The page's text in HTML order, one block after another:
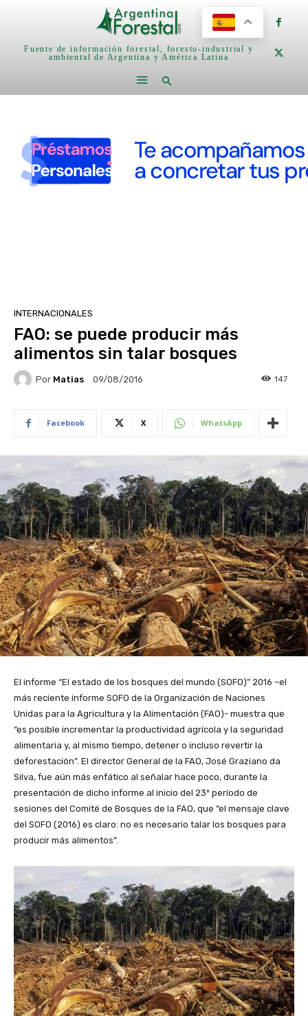
Fuente de información forestal, foresto-industrial y
ambiental de Argentina y América Latina
INTERNACIONALES
FAO: se puede producir más
alimentos sin talar bosques
Por Matias 09/08/2016 147
Facebook X WhatsApp
El informe “El estado de los bosques del mundo (SOFO)” 2016 –el
más reciente informe SOFO de la Organización de Naciones
Unidas para la Agricultura y la Alimentación (FAO)- muestra que
“es posible incrementar la productividad agrícola y la seguridad
alimentaria y, al mismo tiempo, detener o incluso revertir la
deforestación”. El director General de la FAO, José Graziano da
Silva, fue aún más enfático al señalar hace poco, durante la
presentación de dicho informe al inicio del 23º período de
sesiones del Comité de Bosques de la FAO, que “el mensaje clave
del SOFO (2016) es claro: no es necesario talar los bosques para
producir más alimentos”.